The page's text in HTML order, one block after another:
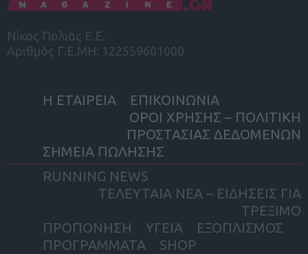
Νίκος Πολιάς Ε.Ε.
Αριθμός Γ.Ε.ΜΗ: 122559601000
Η ΕΤΑΙΡΕΙΑ
ΕΠΙΚΟΙΝΩΝΙΑ
ΟΡΟΙ ΧΡΗΣΗΣ – ΠΟΛΙΤΙΚΗ
ΠΡΟΣΤΑΣΙΑΣ ΔΕΔΟΜΕΝΩΝ
ΣΗΜΕΙΑ ΠΩΛΗΣΗΣ
RUNNING NEWS
ΤΕΛΕΥΤΑΙΑ ΝΕΑ – ΕΙΔΗΣΕΙΣ ΓΙΑ
ΤΡΕΞΙΜΟ
ΠΡΟΠΟΝΗΣΗ
ΥΓΕΙΑ
ΕΞΟΠΛΙΣΜΟΣ
ΠΡΟΓΡΑΜΜΑΤΑ
SHOP